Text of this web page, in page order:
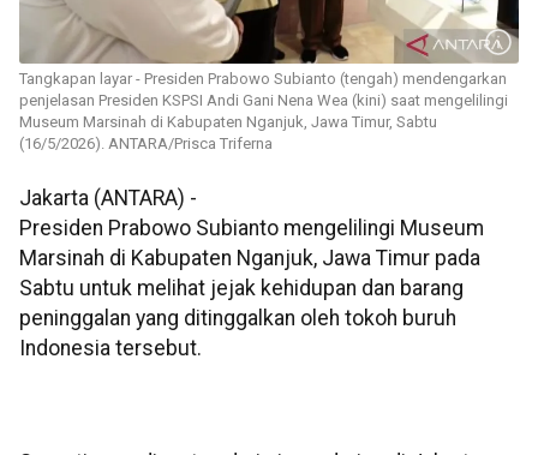
Tangkapan layar - Presiden Prabowo Subianto (tengah) mendengarkan
penjelasan Presiden KSPSI Andi Gani Nena Wea (kini) saat mengelilingi
Museum Marsinah di Kabupaten Nganjuk, Jawa Timur, Sabtu
(16/5/2026). ANTARA/Prisca Triferna
Jakarta (ANTARA) -
Presiden Prabowo Subianto mengelilingi Museum
Marsinah di Kabupaten Nganjuk, Jawa Timur pada
Sabtu untuk melihat jejak kehidupan dan barang
peninggalan yang ditinggalkan oleh tokoh buruh
Indonesia tersebut.